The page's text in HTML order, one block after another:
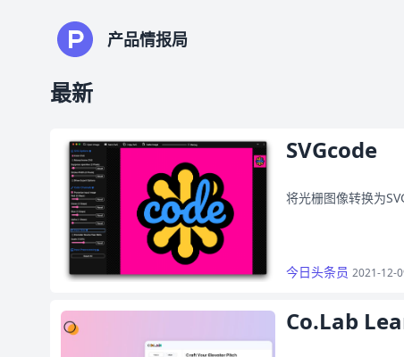
产品情报局
最新
SVGcode
将光栅图像转换为
今日头条员 2021-12-
Co.Lab